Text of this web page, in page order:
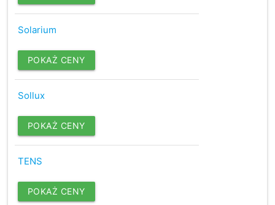
Solarium
POKAŻ CENY
Sollux
POKAŻ CENY
TENS
POKAŻ CENY